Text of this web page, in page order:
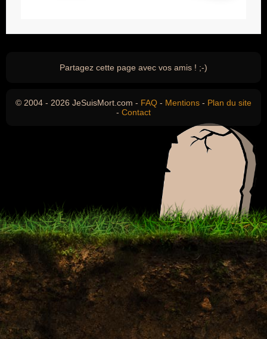
Partagez cette page avec vos amis ! ;-)
© 2004 - 2026 JeSuisMort.com - FAQ - Mentions - Plan du site
- Contact